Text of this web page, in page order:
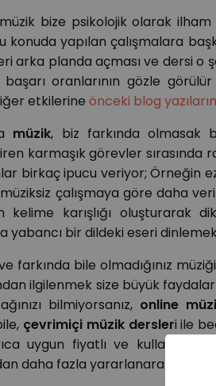
bize psikolojik olarak
konuda yapılan çalışmalara
arka planda açması ve dersi o
oranlarının gözle
etkilerine önceki blog
müzik, biz farkında olmasak
karmaşık görevler sırasında
birkaç ipucu veriyor; Örneğin
çalışmaya göre daha
kelime karışlığı oluşturarak
yabancı bir dildeki eseri
farkında bile olmadığınız
ilgilenmek size büyük
bilmiyorsanız, online
çevrimiçi müzik dersleri ile
uygun fiyatlı ve kullanışlı
daha fazla yararlanarak